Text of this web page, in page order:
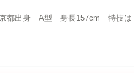
都出身 A型 身長157cm 特技は